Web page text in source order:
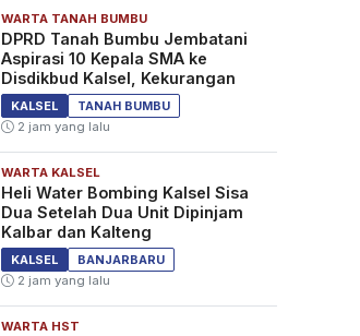
WARTA TANAH BUMBU
DPRD Tanah Bumbu Jembatani
Aspirasi 10 Kepala SMA ke
Disdikbud Kalsel, Kekurangan
KALSEL
TANAH BUMBU
2 jam yang lalu
WARTA KALSEL
Heli Water Bombing Kalsel Sisa
Dua Setelah Dua Unit Dipinjam
Kalbar dan Kalteng
KALSEL
BANJARBARU
2 jam yang lalu
WARTA HST